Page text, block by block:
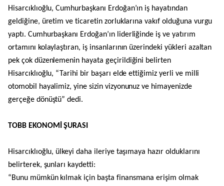
Hisarcıklıoğlu, Cumhurbaşkanı Erdoğan’ın iş hayatından
geldiğine, üretim ve ticaretin zorluklarına vakıf olduğuna vurgu
yaptı. Cumhurbaşkanı Erdoğan’ın liderliğinde iş ve yatırım
ortamını kolaylaştıran, iş insanlarının üzerindeki yükleri azaltan
pek çok düzenlemenin hayata geçirildiğini belirten
Hisarcıklıoğlu, “Tarihi bir başarı elde ettiğimiz yerli ve milli
otomobil hayalimiz, yine sizin vizyonunuz ve himayenizde
gerçeğe dönüştü” dedi.
TOBB EKONOMİ ŞURASI
Hisarcıklıoğlu, ülkeyi daha ileriye taşımaya hazır olduklarını
belirterek, şunları kaydetti:
“Bunu mümkün kılmak için başta finansmana erişim olmak